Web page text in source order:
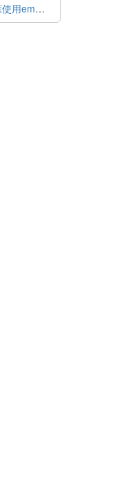
我的网站搭建(第49天) 评论框使用emoji表情